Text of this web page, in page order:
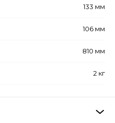
133 мм
106 мм
810 мм
2 кг